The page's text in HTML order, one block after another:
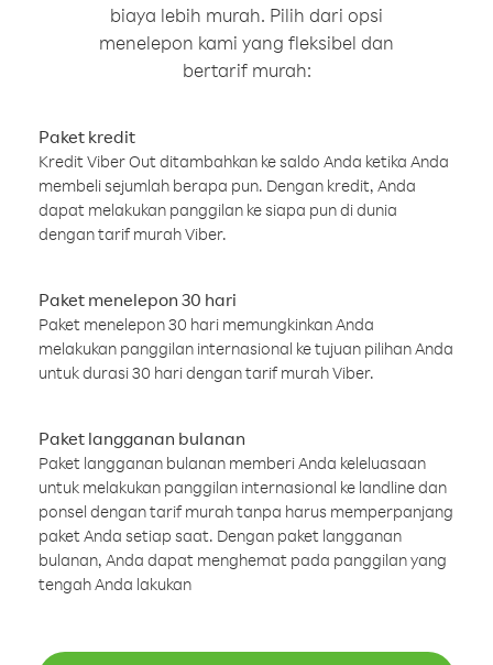
biaya lebih murah. Pilih dari opsi
menelepon kami yang fleksibel dan
bertarif murah:
Paket kredit
Kredit Viber Out ditambahkan ke saldo Anda ketika Anda
membeli sejumlah berapa pun. Dengan kredit, Anda
dapat melakukan panggilan ke siapa pun di dunia
dengan tarif murah Viber.
Paket menelepon 30 hari
Paket menelepon 30 hari memungkinkan Anda
melakukan panggilan internasional ke tujuan pilihan Anda
untuk durasi 30 hari dengan tarif murah Viber.
Paket langganan bulanan
Paket langganan bulanan memberi Anda keleluasaan
untuk melakukan panggilan internasional ke landline dan
ponsel dengan tarif murah tanpa harus memperpanjang
paket Anda setiap saat. Dengan paket langganan
bulanan, Anda dapat menghemat pada panggilan yang
tengah Anda lakukan